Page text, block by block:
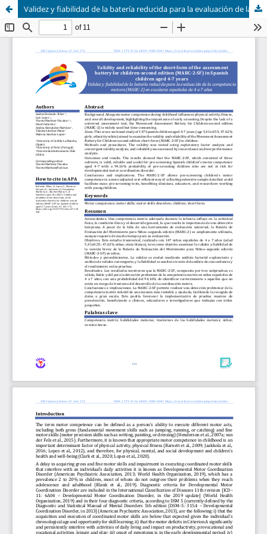
Validez y fiabilidad de la batería reducida para la evaluación de la competencia motora (MABC-2) en escolares españoles de 4 a 7 años